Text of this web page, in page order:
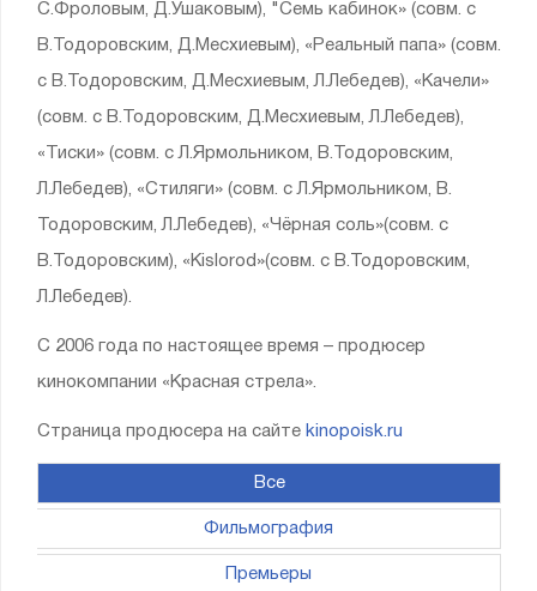
С.Фроловым, Д.Ушаковым), "Семь кабинок» (совм. с
В.Тодоровским, Д.Месхиевым), «Реальный папа» (совм.
с В.Тодоровским, Д.Месхиевым, Л.Лебедев), «Качели»
(совм. с В.Тодоровским, Д.Месхиевым, Л.Лебедев),
«Тиски» (совм. с Л.Ярмольником, В.Тодоровским,
Л.Лебедев), «Стиляги» (совм. с Л.Ярмольником, В.
Тодоровским, Л.Лебедев), «Чёрная соль»(совм. с
В.Тодоровским), «Kislorod»(совм. с В.Тодоровским,
Л.Лебедев).
С 2006 года по настоящее время – продюсер
кинокомпании «Красная стрела».
Страница продюсера на сайте kinopoisk.ru
Все
Фильмография
Премьеры